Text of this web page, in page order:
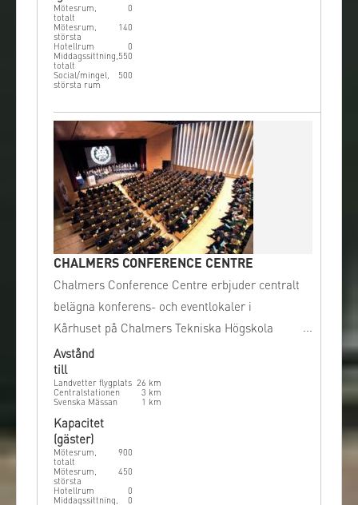
Mötesrum,
totalt
0
Mötesrum,
största
140
Hotellrum
0
Middagssittning,
totalt
550
Social/mingel,
största rum
500
CHALMERS CONFERENCE CENTRE
Chalmers Conference Centre erbjuder centralt
belägna konferens- och eventlokaler i
Kårhuset på Chalmers Tekniska Högskola
endast ett stenkast från Avenyn och
Götaplatsen. Här finns lokaler som passar för
alla önskemål vare sig det gäller konferenser,
seminarium, mässor, banketter eller
kundevenemang.
Avstånd
till
Landvetter flygplats 26 km
Centralstationen
3 km
Svenska Mässan
1 km
Kapacitet
(gäster)
Mötesrum,
totalt
900
Mötesrum,
största
450
Hotellrum
0
Middagssittning,
0